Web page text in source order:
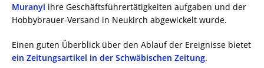
Muranyi ihre Geschäftsführertätigkeiten aufgaben und der
Hobbybrauer-Versand in Neukirch abgewickelt wurde.
Einen guten Überblick über den Ablauf der Ereignisse bietet
ein Zeitungsartikel in der Schwäbischen Zeitung.